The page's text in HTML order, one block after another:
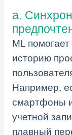
a.
ML
историю
Например,
смартфоны
учетной
плавный